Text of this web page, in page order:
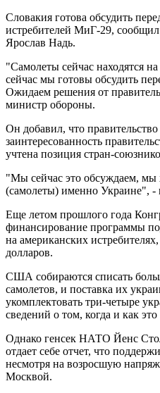
Словакия готова обсудить
истребителей МиГ-29,
Ярослав Надь.
"Самолеты сейчас находятся
сейчас мы готовы обсудить
Ожидаем решения от
министр обороны.
Он добавил, что
заинтересованность
учтена позиция стран-
"Мы сейчас это обсуждаем, мы
(самолеты) именно Украине", -
Еще летом прошлого года
финансирование программы
на американских
долларов.
США собираются списать
самолетов, и поставка их
укомплектовать три-четыре
сведений о том, когда и как
Однако генсек НАТО Йенс
отдает себе отчет, что
несмотря на возросшую
Москвой.